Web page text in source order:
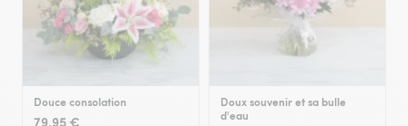
Douce consolation
79,95 €
Doux souvenir et sa bulle
d'eau